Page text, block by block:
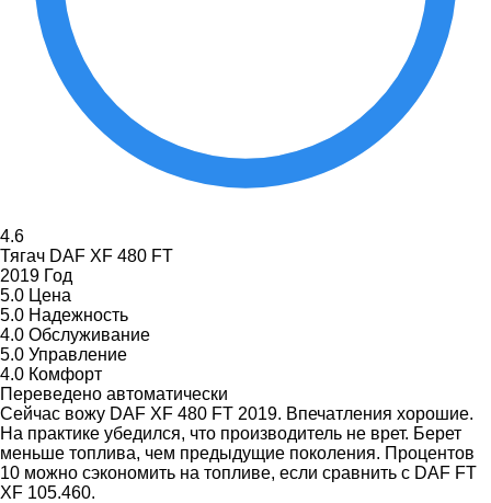
4.6
Тягач DAF XF 480 FT
2019 Год
5.0 Цена
5.0 Надежность
4.0 Обслуживание
5.0 Управление
4.0 Комфорт
Переведено автоматически
Сейчас вожу DAF XF 480 FT 2019. Впечатления хорошие.
На практике убедился, что производитель не врет. Берет
меньше топлива, чем предыдущие поколения. Процентов
10 можно сэкономить на топливе, если сравнить с DAF FT
XF 105.460.